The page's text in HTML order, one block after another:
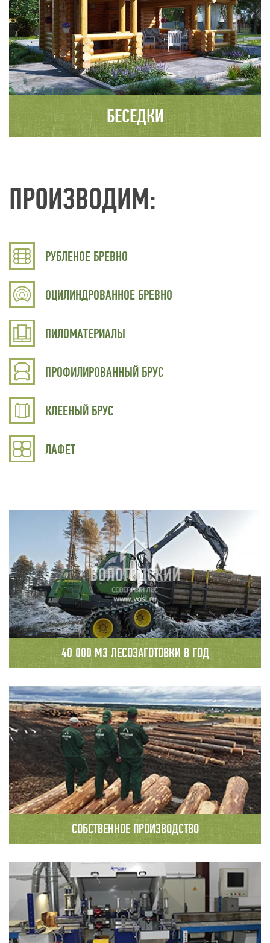
БЕСЕДКИ
ПРОИЗВОДИМ:
РУБЛЕНОЕ БРЕВНО
ОЦИЛИНДРОВАННОЕ БРЕВНО
ПИЛОМАТЕРИАЛЫ
ПРОФИЛИРОВАННЫЙ БРУС
КЛЕЕНЫЙ БРУС
ЛАФЕТ
40 000 М3 ЛЕСОЗАГОТОВКИ В ГОД
"Вологодский Северный Лес» осуществляет на
севере границ Вологодской и Архангельской
областей. Ежегодно в переработке
предприятия находится порядка 40000
кубометров древесины.
СОБСТВЕННОЕ ПРОИЗВОДСТВО
«Вологодский Северный Лес» находится в
районном центре Сямжа Вологодской области,
в 50 метрах от
федеральной трассы М8 Москва-Архангельск.